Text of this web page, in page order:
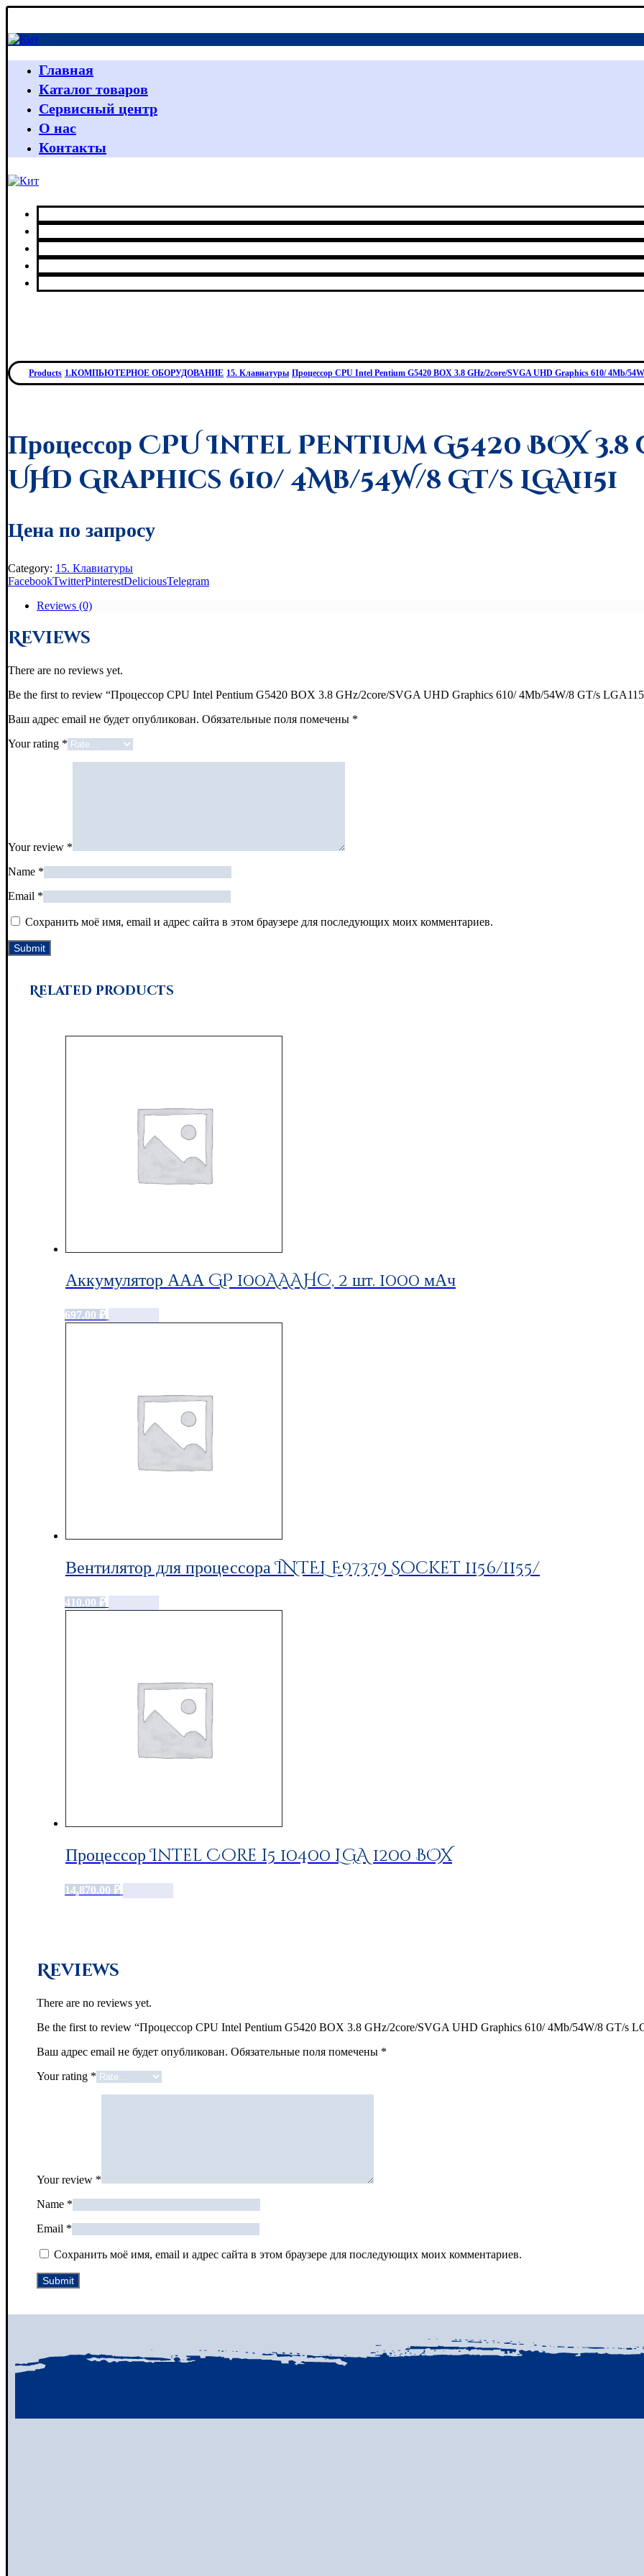
Главная
Каталог товаров
Сервисный центр
О нас
Контакты
Products 1.КОМПЬЮТЕРНОЕ ОБОРУДОВАНИЕ 15. Клавиатуры Процессор CPU Intel Pentium G5420 BOX 3.8 GHz/2core/SVGA UHD Graphics 610/ 4Mb/
Процессор CPU Intel Pentium G5420 BOX
UHD Graphics 610/ 4Mb/54W/8 GT/s LGA1151
Цена по запросу
Category: 15. Клавиатуры
FacebookTwitterPinterestDeliciousTelegram
Reviews (0)
Reviews
There are no reviews yet.
Be the first to review “Процессор CPU Intel Pentium G5420 BOX 3.8 GHz/2core/SVGA UHD Graphics 610/ 4Mb/54W/8 GT/s
Ваш адрес email не будет опубликован. Обязательные поля помечены *
Your rating *
Your review *
Name *
Email *
Сохранить моё имя, email и адрес сайта в этом браузере для последующих моих комментариев.
Related products
Аккумулятор ААА GP 100AAAHC, 2 шт. 1000 мАч
697.00 ₽
Вентилятор для процессора INTEL E97379 Socket 1156/1155/
410.00 ₽
Процессор Intel Core i5 10400 LGA 1200 BOX
14,870.00 ₽
Reviews
There are no reviews yet.
Be the first to review “Процессор CPU Intel Pentium G5420 BOX 3.8 GHz/2core/SVGA UHD Graphics 610/ 4Mb/54W/8 GT/s
Ваш адрес email не будет опубликован. Обязательные поля помечены *
Your rating *
Your review *
Name *
Email *
Сохранить моё имя, email и адрес сайта в этом браузере для последующих моих комментариев.